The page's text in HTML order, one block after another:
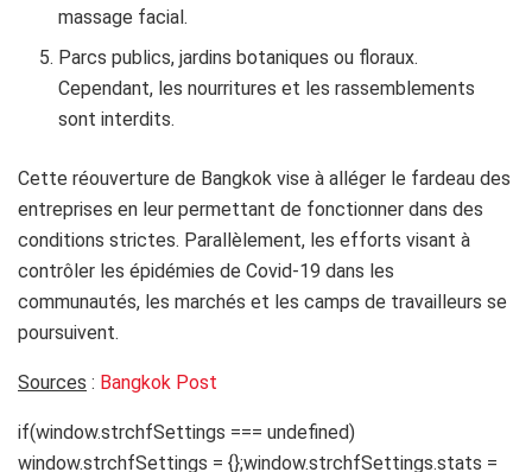
massage facial.
Parcs publics, jardins botaniques ou floraux.
Cependant, les nourritures et les rassemblements
sont interdits.
Cette réouverture de Bangkok vise à alléger le fardeau des
entreprises en leur permettant de fonctionner dans des
conditions strictes. Parallèlement, les efforts visant à
contrôler les épidémies de Covid-19 dans les
communautés, les marchés et les camps de travailleurs se
poursuivent.
Sources : Bangkok Post
if(window.strchfSettings === undefined)
window.strchfSettings = {};window.strchfSettings.stats =